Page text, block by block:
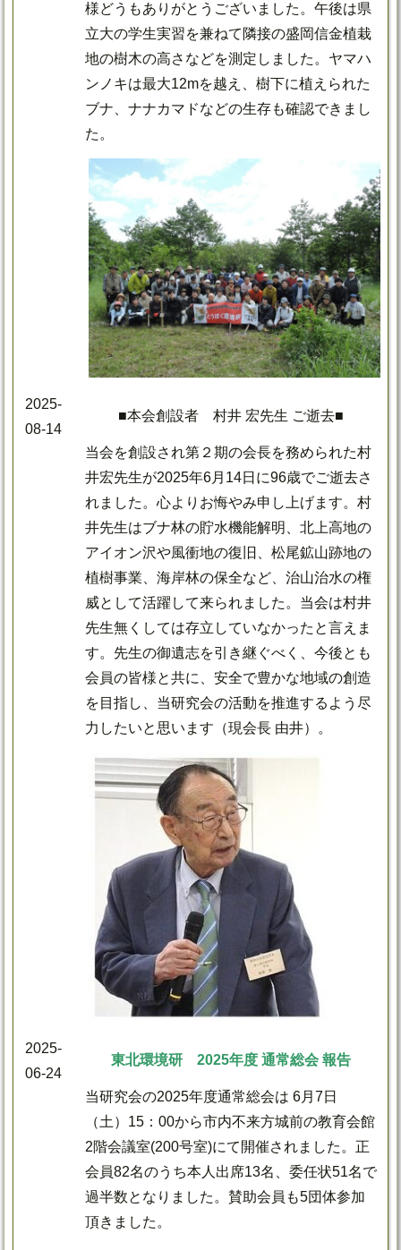
様どうもありがとうございました。午後は県
立大の学生実習を兼ねて隣接の盛岡信金植栽
地の樹木の高さなどを測定しました。ヤマハ
ンノキは最大12mを越え、樹下に植えられた
ブナ、ナナカマドなどの生存も確認できまし
た。
2025-
08-14
■本会創設者 村井 宏先生 ご逝去■
当会を創設され第２期の会長を務められた村
井宏先生が2025年6月14日に96歳でご逝去さ
れました。心よりお悔やみ申し上げます。村
井先生はブナ林の貯水機能解明、北上高地の
アイオン沢や風衝地の復旧、松尾鉱山跡地の
植樹事業、海岸林の保全など、治山治水の権
威として活躍して来られました。当会は村井
先生無くしては存立していなかったと言えま
す。先生の御遺志を引き継ぐべく、今後とも
会員の皆様と共に、安全で豊かな地域の創造
を目指し、当研究会の活動を推進するよう尽
力したいと思います（現会長 由井）。
2025-
06-24
東北環境研 2025年度 通常総会 報告
当研究会の2025年度通常総会は 6月7日
（土）15：00から市内不来方城前の教育会館
2階会議室(200号室)にて開催されました。正
会員82名のうち本人出席13名、委任状51名で
過半数となりました。賛助会員も5団体参加
頂きました。